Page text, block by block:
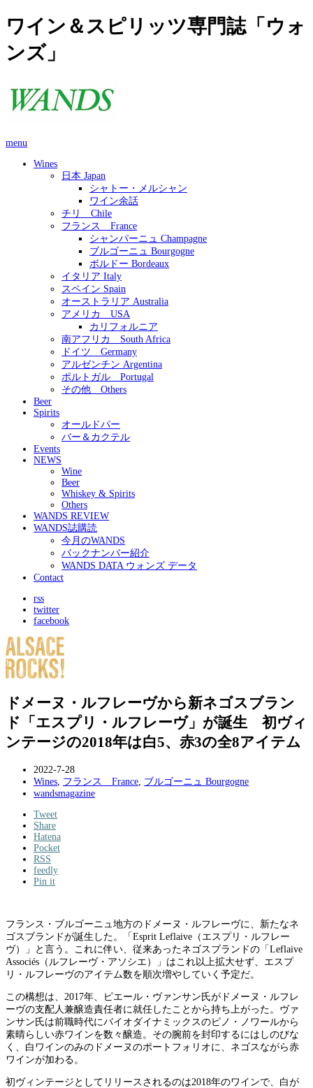
ワイン＆スピリッツ専門誌「ウォ
ンズ」
menu
Wines
日本 Japan
シャトー・メルシャン
ワイン余話
チリ Chile
フランス France
シャンパーニュ Champagne
ブルゴーニュ Bourgogne
ボルドー Bordeaux
イタリア Italy
スペイン Spain
オーストラリア Australia
アメリカ USA
カリフォルニア
南アフリカ South Africa
ドイツ Germany
アルゼンチン Argentina
ポルトガル Portugal
その他 Others
Beer
Spirits
オールドパー
バー＆カクテル
Events
NEWS
Wine
Beer
Whiskey & Spirits
Others
WANDS REVIEW
WANDS誌購読
今月のWANDS
バックナンバー紹介
WANDS DATA ウォンズ データ
Contact
rss
twitter
facebook
ドメーヌ・ルフレーヴから新ネゴスブラン
ド「エスプリ・ルフレーヴ」が誕生 初ヴィ
ンテージの2018年は白5、赤3の全8アイテム
2022-7-28
Wines フランス France ブルゴーニュ Bourgogne
wandsmagazine
Tweet
Share
Hatena
Pocket
RSS
feedly
Pin it
フランス・ブルゴーニュ地方のドメーヌ・ルフレーヴに、新たなネ
ゴスブランドが誕生した。「Esprit Leflaive（エスプリ・ルフレー
ヴ）」と言う。これに伴い、従来あったネゴスブランドの「Leflaive
Associés（ルフレーヴ・アソシエ）」はこれ以上拡大せず、エスプ
リ・ルフレーヴのアイテム数を順次増やしていく予定だ。
この構想は、2017年、ピエール・ヴァンサン氏がドメーヌ・ルフレ
ーヴの支配人兼醸造責任者に就任したことから持ち上がった。ヴァ
ンサン氏は前職時代にバイオダイナミックスのピノ・ノワールから
素晴らしい赤ワインを数々醸造。その腕前を封印するにはしのびな
く、白ワインのみのドメーヌのポートフォリオに、ネゴスながら赤
ワインが加わる。
初ヴィンテージとしてリリースされるのは2018年のワインで、白が